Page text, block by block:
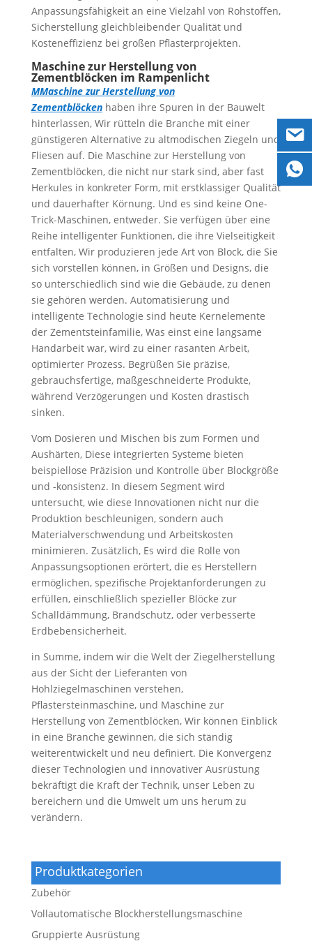
Anpassungsfähigkeit an eine Vielzahl von Rohstoffen,
Sicherstellung gleichbleibender Qualität und
Kosteneffizienz bei großen Pflasterprojekten.
Maschine zur Herstellung von
Zementblöcken im Rampenlicht
MMaschine zur Herstellung von
Zementblöckenhaben ihre Spuren in der Bauwelt
hinterlassen, Wir rütteln die Branche mit einer
günstigeren Alternative zu altmodischen Ziegeln und
Fliesen auf. Die Maschine zur Herstellung von
Zementblöcken, die nicht nur stark sind, aber fast
Herkules in konkreter Form, mit erstklassiger Qualität
und dauerhafter Körnung. Und es sind keine One-
Trick-Maschinen, entweder. Sie verfügen über eine
Reihe intelligenter Funktionen, die ihre Vielseitigkeit
entfalten, Wir produzieren jede Art von Block, die Sie
sich vorstellen können, in Größen und Designs, die
so unterschiedlich sind wie die Gebäude, zu denen
sie gehören werden. Automatisierung und
intelligente Technologie sind heute Kernelemente
der Zementsteinfamilie, Was einst eine langsame
Handarbeit war, wird zu einer rasanten Arbeit,
optimierter Prozess. Begrüßen Sie präzise,
gebrauchsfertige, maßgeschneiderte Produkte,
während Verzögerungen und Kosten drastisch
sinken.
Vom Dosieren und Mischen bis zum Formen und
Aushärten, Diese integrierten Systeme bieten
beispiellose Präzision und Kontrolle über Blockgröße
und -konsistenz. In diesem Segment wird
untersucht, wie diese Innovationen nicht nur die
Produktion beschleunigen, sondern auch
Materialverschwendung und Arbeitskosten
minimieren. Zusätzlich, Es wird die Rolle von
Anpassungsoptionen erörtert, die es Herstellern
ermöglichen, spezifische Projektanforderungen zu
erfüllen, einschließlich spezieller Blöcke zur
Schalldämmung, Brandschutz, oder verbesserte
Erdbebensicherheit.
in Summe, indem wir die Welt der Ziegelherstellung
aus der Sicht der Lieferanten von
Hohlziegelmaschinen verstehen,
Pflastersteinmaschine, und Maschine zur
Herstellung von Zementblöcken, Wir können Einblick
in eine Branche gewinnen, die sich ständig
weiterentwickelt und neu definiert. Die Konvergenz
dieser Technologien und innovativer Ausrüstung
bekräftigt die Kraft der Technik, unser Leben zu
bereichern und die Umwelt um uns herum zu
verändern.
Produktkategorien
Zubehör
Vollautomatische Blockherstellungsmaschine
Gruppierte Ausrüstung